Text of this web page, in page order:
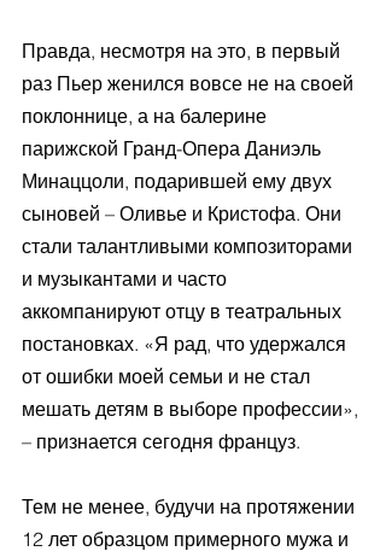
Правда, несмотря на это, в первый
раз Пьер женился вовсе не на своей
поклоннице, а на балерине
парижской Гранд-Опера Даниэль
Минаццоли, подарившей ему двух
сыновей – Оливье и Кристофа. Они
стали талантливыми композиторами
и музыкантами и часто
аккомпанируют отцу в театральных
постановках. «Я рад, что удержался
от ошибки моей семьи и не стал
мешать детям в выборе профессии»,
– признается сегодня француз.
Тем не менее, будучи на протяжении
12 лет образцом примерного мужа и